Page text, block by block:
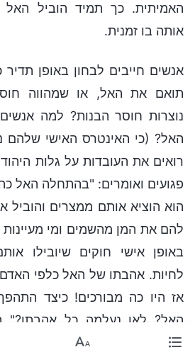
האמיתית. כך תמיד הוביל האל
אותה בו זמנית.
אנשים חייבים לבחון באופן
תואם את האל, או שמהווה
נוצרות חוסר הבנות? למה
האל? (כי האינטרס האישי שלהם
רואים את העובדות על גלות
פגועים ואומרים: "בהתחלה האל
הוא הוציא אותם ממצרים והוביל
להם את המן מהשמים ומי מעיינות
באופן אישי חוקים שיובילו
לחיות. אהבתו של האל כלפי
אז היו כה מבורכים! כיצד
האל? לאן נעלמה כל אהבתו?"
יכולות להכיל את זה, והם